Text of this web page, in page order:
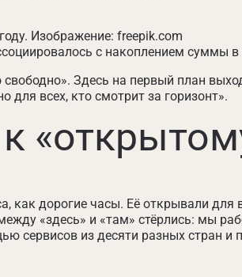
Изображение: freepik.com
с накоплением суммы
свободно». Здесь на первый план
для всех, кто смотрит за горизонт».
как дорогие часы. Её открывали
«здесь» и «там» стёрлись: мы
из десяти разных стран и